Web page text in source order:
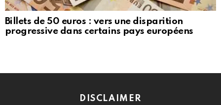
Billets de 50 euros : vers une disparition
progressive dans certains pays européens
DISCLAIMER